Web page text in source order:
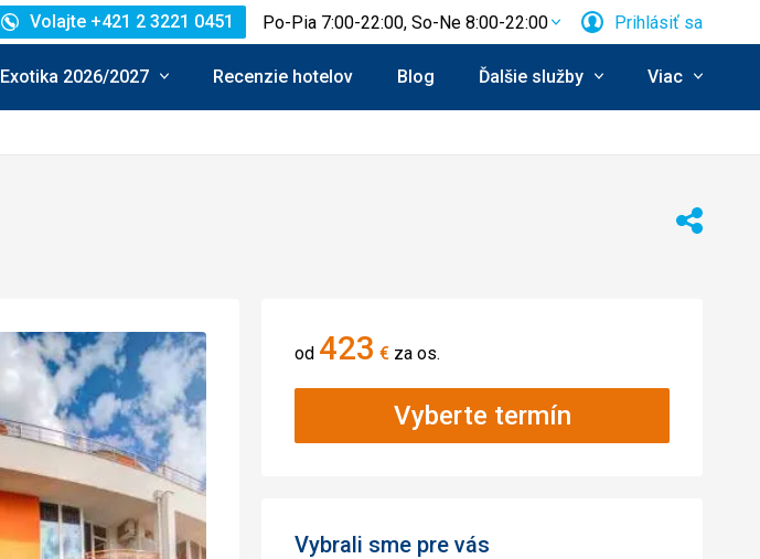
Volajte +421 2 3221 0451 Po-Pia 7:00-22:00, So-Ne 8:00-22:00 Prihlásiť sa
Exotika 2026/2027 Recenzie hotelov Blog Ďalšie služby Viac
Zdieľať
od 423 € za os.
Vyberte termín
Vybrali sme pre vás